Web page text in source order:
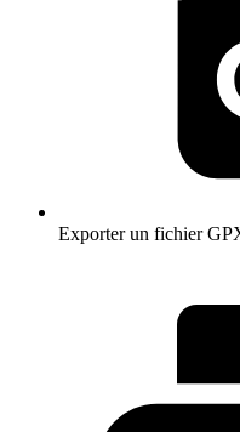
Exporter un fichier